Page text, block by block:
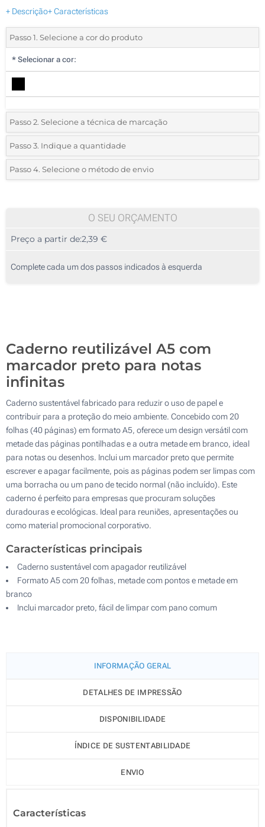
+ Descrição+ Características
Passo 1. Selecione a cor do produto
* Selecionar a cor:
Passo 2. Selecione a técnica de marcação
*Selecione o tipo de marcação e as cores do logotipo:
1 Cor (Na frente)
Passo 3. Indique a quantidade
*Quantidade mínima:10
20
50
Passo 4. Selecione o método de envio
O SEU ORÇAMENTO
Preço a partir de:2,39 €
Complete cada um dos passos indicados à esquerda
Caderno reutilizável A5 com
marcador preto para notas
infinitas
Caderno sustentável fabricado para reduzir o uso de papel e
contribuir para a proteção do meio ambiente. Concebido com 20
folhas (40 páginas) em formato A5, oferece um design versátil com
metade das páginas pontilhadas e a outra metade em branco, ideal
para notas ou desenhos. Inclui um marcador preto que permite
escrever e apagar facilmente, pois as páginas podem ser limpas com
uma borracha ou um pano de tecido normal (não incluído). Este
caderno é perfeito para empresas que procuram soluções
duradouras e ecológicas. Ideal para reuniões, apresentações ou
como material promocional corporativo.
Características principais
Caderno sustentável com apagador reutilizável
Formato A5 com 20 folhas, metade com pontos e metade em
branco
Inclui marcador preto, fácil de limpar com pano comum
INFORMAÇÃO GERAL
DETALHES DE IMPRESSÃO
DISPONIBILIDADE
ÍNDICE DE SUSTENTABILIDADE
ENVIO
Características